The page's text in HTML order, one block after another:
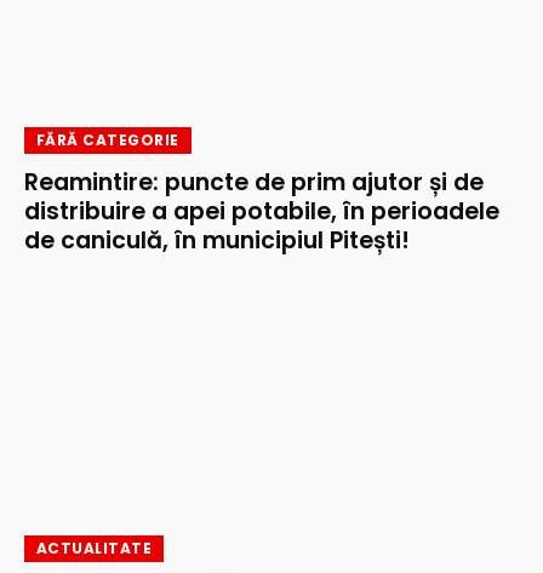
FĂRĂ CATEGORIE
Reamintire: puncte de prim ajutor și de
distribuire a apei potabile, în perioadele
de caniculă, în municipiul Pitești!
ACTUALITATE